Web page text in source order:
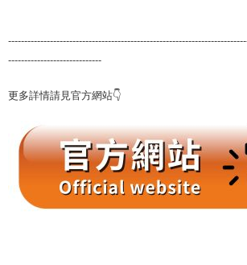
-----------------------------
更多詳情請見官方網站👇